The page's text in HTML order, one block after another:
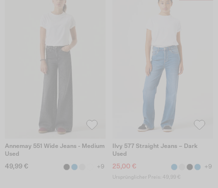
Annemay 551 Wide Jeans - Medium
Used
49,99 € +9
Ilvy 577 Straight Jeans – Dark
Used
25,00 € +9
Ursprünglicher Preis: 49,99 €